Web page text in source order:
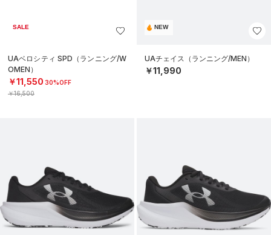
SALE
UAベロシティ SPD（ランニング/W
OMEN）
￥11,550 30%OFF
￥16,500
NEW
UAチェイス（ランニング/MEN）
￥11,990